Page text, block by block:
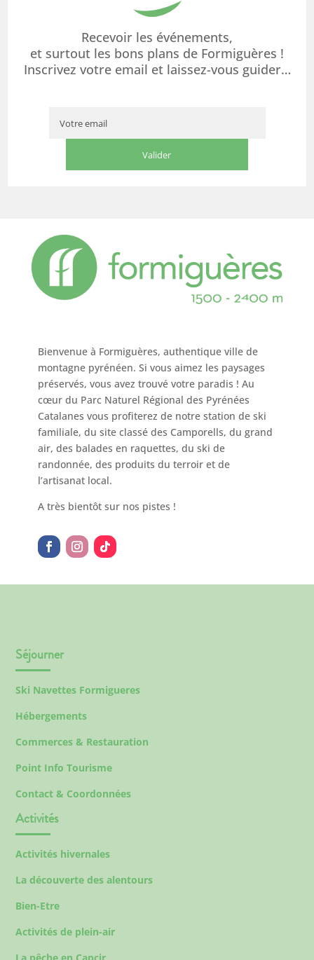
Recevoir les événements,
et surtout les bons plans de Formiguères !
Inscrivez votre email et laissez-vous guider…
Bienvenue à Formiguères, authentique ville de
montagne pyrénéen. Si vous aimez les paysages
préservés, vous avez trouvé votre paradis ! Au
cœur du Parc Naturel Régional des Pyrénées
Catalanes vous profiterez de notre station de ski
familiale, du site classé des Camporells, du grand
air, des balades en raquettes, du ski de
randonnée, des produits du terroir et de
l’artisanat local.
A très bientôt sur nos pistes !
Séjourner
Ski Navettes Formigueres
Hébergements
Commerces & Restauration
Point Info Tourisme
Contact & Coordonnées
Activités
Activités hivernales
La découverte des alentours
Bien-Etre
Activités de plein-air